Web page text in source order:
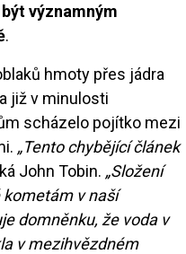
významným
.
hmoty přes jádra
již v minulosti
scházelo pojítko mezi
„Tento chybějící článek
John Tobin. „Složení
kometám v naší
domněnku, že voda v
v mezihvězdném